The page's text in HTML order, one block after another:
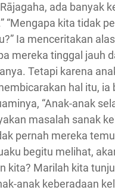
ada banyak
“Mengapa kita tidak
Ia menceritakan
mereka tinggal jauh
Tetapi karena
hal itu, ia
“Anak-anak
masalah sanak
pernah mereka
begitu melihat,
kita? Marilah kita
anak keberadaan